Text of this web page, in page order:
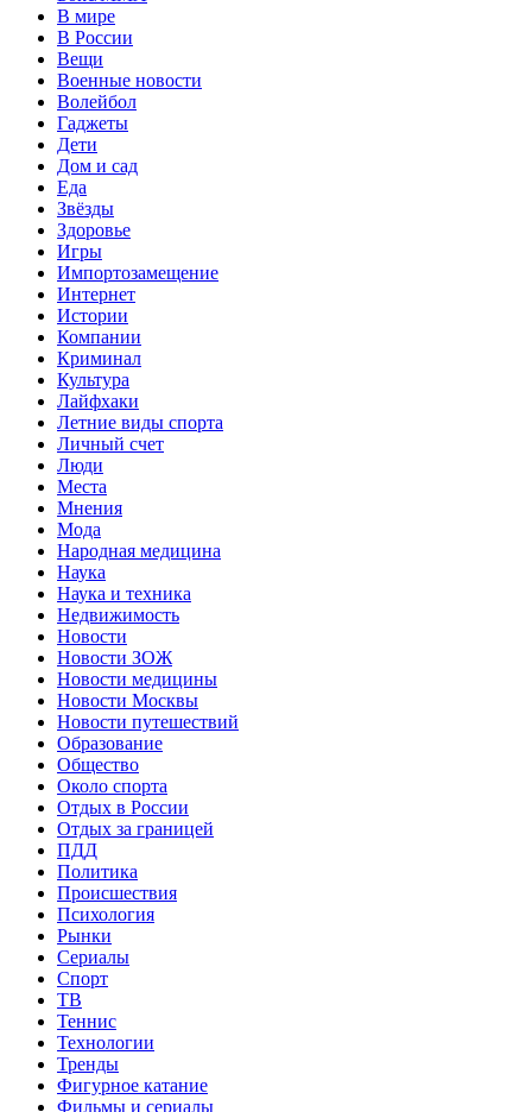
В мире
В России
Вещи
Военные новости
Волейбол
Гаджеты
Дети
Дом и сад
Еда
Звёзды
Здоровье
Игры
Импортозамещение
Интернет
Истории
Компании
Криминал
Культура
Лайфхаки
Летние виды спорта
Личный счет
Люди
Места
Мнения
Мода
Народная медицина
Наука
Наука и техника
Недвижимость
Новости
Новости ЗОЖ
Новости медицины
Новости Москвы
Новости путешествий
Образование
Общество
Около спорта
Отдых в России
Отдых за границей
ПДД
Политика
Происшествия
Психология
Рынки
Сериалы
Спорт
ТВ
Теннис
Технологии
Тренды
Фигурное катание
Фильмы и сериалы